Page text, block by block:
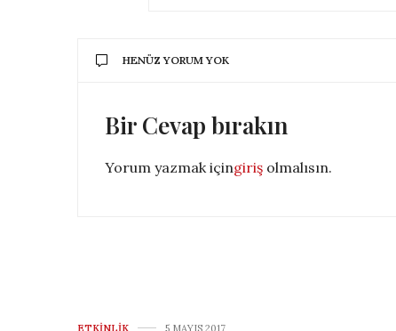
HENÜZ YORUM YOK
Bir Cevap bırakın
Yorum yazmak içingiriş olmalısın.
ETKINLIK 5 MAYIS 2017